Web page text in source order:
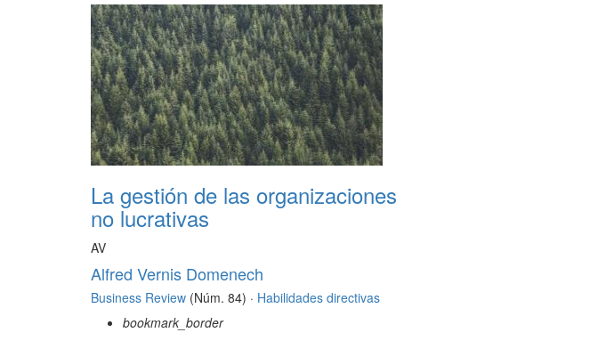
La gestión de las organizaciones
no lucrativas
AV
Alfred Vernis Domenech
Business Review (Núm. 84) · Habilidades directivas
bookmark_border